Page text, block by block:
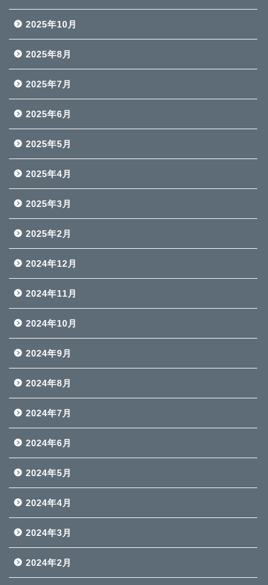
2025年10月
2025年8月
2025年7月
2025年6月
2025年5月
2025年4月
2025年3月
2025年2月
2024年12月
2024年11月
2024年10月
2024年9月
2024年8月
2024年7月
2024年6月
2024年5月
2024年4月
2024年3月
2024年2月